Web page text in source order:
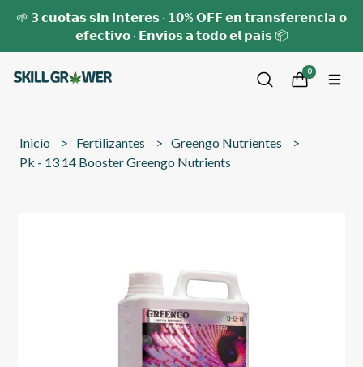
🌱 𝟯 𝗰𝘂𝗼𝘁𝗮𝘀 𝘀𝗶𝗻 𝗶𝗻𝘁𝗲𝗿𝗲𝘀 · 𝟭𝟬% 𝗢𝗙𝗙 𝗲𝗻 𝘁𝗿𝗮𝗻𝘀𝗳𝗲𝗿𝗲𝗻𝗰𝗶𝗮 𝗼
𝗲𝗳𝗲𝗰𝘁𝗶𝘃𝗼 · 𝗘𝗻𝘃𝗶𝗼𝘀 𝗮 𝘁𝗼𝗱𝗼 𝗲𝗹 𝗽𝗮𝗶𝘀 📦
0
Inicio Fertilizantes
Greengo Nutrientes
Pk - 13 14 Booster Greengo Nutrients